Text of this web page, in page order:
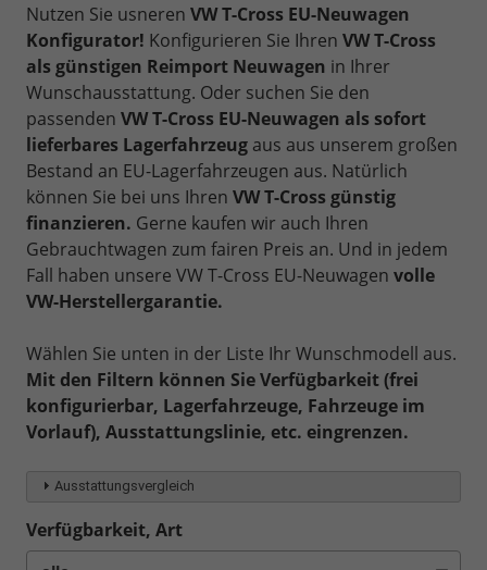
Nutzen Sie usneren VW T-Cross EU-Neuwagen
Konfigurator! Konfigurieren Sie Ihren VW T-Cross
als günstigen Reimport Neuwagen in Ihrer
Wunschausstattung. Oder suchen Sie den
passenden VW T-Cross EU-Neuwagen als sofort
lieferbares Lagerfahrzeug aus aus unserem großen
Bestand an EU-Lagerfahrzeugen aus. Natürlich
können Sie bei uns Ihren VW T-Cross günstig
finanzieren. Gerne kaufen wir auch Ihren
Gebrauchtwagen zum fairen Preis an. Und in jedem
Fall haben unsere VW T-Cross EU-Neuwagen volle
VW-Herstellergarantie.
Wählen Sie unten in der Liste Ihr Wunschmodell aus.
Mit den Filtern können Sie Verfügbarkeit (frei
konfigurierbar, Lagerfahrzeuge, Fahrzeuge im
Vorlauf), Ausstattungslinie, etc. eingrenzen.
Ausstattungsvergleich
Verfügbarkeit, Art